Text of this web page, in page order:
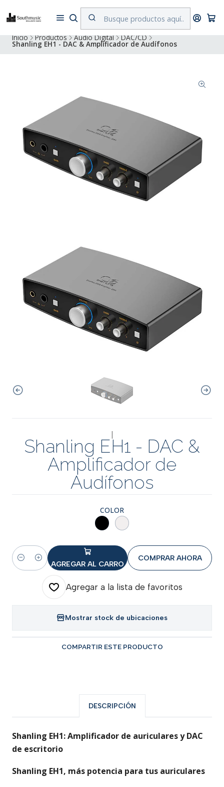
Despacho a todo Chile. Envíos gratuitos a Región Metropolitana por
compras superiores a $500.000
Inicio Productos Audio Digital DAC/CD
Shanling EH1 - DAC & Amplificador de Audífonos
|
Shanling EH1 - DAC &
Amplificador de
Audífonos
COLOR
Cantidad AGREGAR AL CARRO
COMPRAR AHORA
Agregar a la lista de favoritos
Mostrar stock de ubicaciones
COMPARTIR ESTE PRODUCTO
DESCRIPCIÓN
Shanling EH1: Amplificador de auriculares y DAC
de escritorio
Shanling EH1, más potencia para tus auriculares